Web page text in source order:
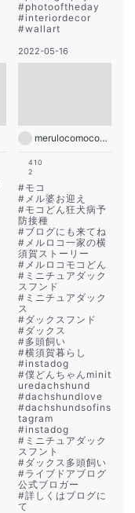
#photooftheday
#interiordecor
#wallart
2022-05-16
merulocomocodon
410
2
#モコ
# メル婆お迎え
#モコどん狂犬病予
防接種
#ブログにも来てね
# メルロコ一家の横
須賀ストーリー
# メルロコモコどん
# ミニチュアダック
スフンド
# ミニチュアダック
ス
#ダックスフンド
#ダックス
#多頭飼い
#横須賀暮らし
#instadog
#僕どんちゃんminit
uredachshund
#dachshundlove
#dachshundsofins
tagram
#instadog
# ミニチュアダック
スフント
#ダックス多頭飼い
#ライブドアブログ
公式ブロガー
#詳しくはブログに
て